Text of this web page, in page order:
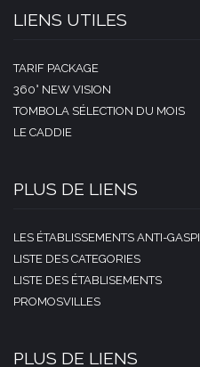
LIENS UTILES
TARIF PACKAGE
360° NEW VISION
TOMBOLA SÉLECTION DU MOIS
LE CADDIE
PLUS DE LIENS
LES ÉTABLISSEMENTS ANTI-GASPI
LISTE DES CATEGORIES
LISTE DES ÉTABLISEMENTS
PROMOSVILLES
PLUS DE LIENS